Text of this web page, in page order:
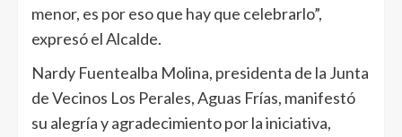
menor, es por eso que hay que celebrarlo”,
expresó el Alcalde.
Nardy Fuentealba Molina, presidenta de la Junta
de Vecinos Los Perales, Aguas Frías, manifestó
su alegría y agradecimiento por la iniciativa,